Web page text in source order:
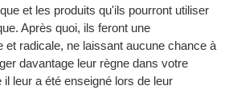
et les produits qu'ils pourront utiliser
Après quoi, ils feront une
et radicale, ne laissant aucune chance à
davantage leur règne dans votre
leur a été enseigné lors de leur